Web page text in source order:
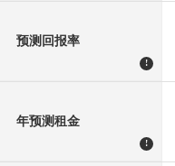
预测回报率
!
年预测租金
!